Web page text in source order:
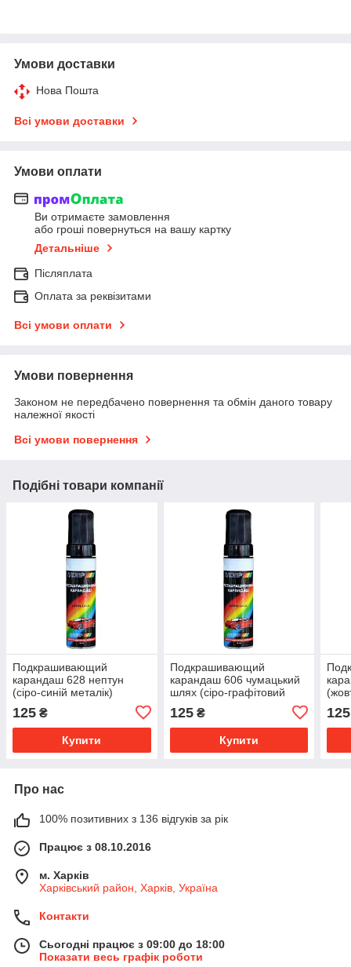
Умови доставки
Нова Пошта
Всі умови доставки
Умови оплати
Ви отримаєте замовлення
або гроші повернуться на вашу картку
Детальніше
Післяплата
Оплата за реквізитами
Всі умови оплати
Умови повернення
Законом не передбачено повернення та обмін даного товару
належної якості
Всі умови повернення
Подібні товари компанії
Подкрашивающий
карандаш 628 нептун
(сіро-синій металік)
125 ₴
Купити
Подкрашивающий
карандаш 606 чумацький
шлях (сіро-графітовий
125₴
Купити
125
Про нас
100% позитивних з 136 відгуків за рік
Працює з 08.10.2016
м. Харків
Харківський район, Харків, Україна
Контакти
Сьогодні працює з 09:00 до 18:00
Показати весь графік роботи